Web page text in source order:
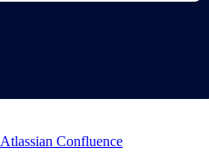
Atlassian Confluence